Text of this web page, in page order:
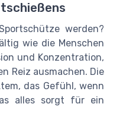
werden?
wie die Menschen
und Konzentration,
Reiz ausmachen. Die
das Gefühl, wenn
alles sorgt für ein